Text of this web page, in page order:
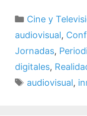
Categorías
Cine y
audiovisual,
Jornadas,
digitales,
Etiquetas
audiovisual,